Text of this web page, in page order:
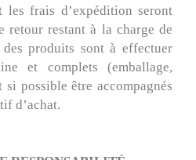
les frais d’expédition seront
retour restant à la charge de
des produits sont à effectuer
et complets (emballage,
possible être accompagnés
d’achat.